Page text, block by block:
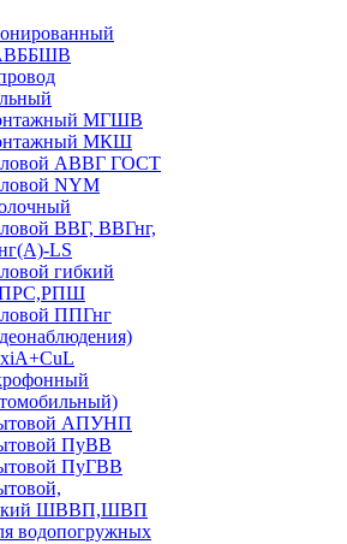
МГШВ
МКШ
АВВГ ГОСТ
NYM
ВВГ, ВВГнг,
LS
гибкий
ППГнг
АПУНП
ПуВВ
ПуГВВ
ШВВП,ШВП
водопогружных